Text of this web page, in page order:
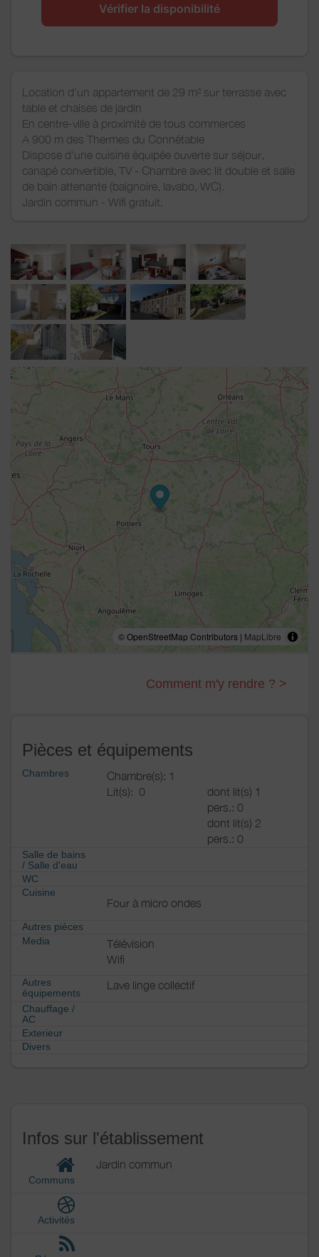
Vérifier la disponibilité
Location d'un appartement de 29 m² sur terrasse avec
table et chaises de jardin
En centre-ville à proximité de tous commerces
A 900 m des Thermes du Connétable
Dispose d'une cuisine équipée ouverte sur séjour,
canapé convertible, TV - Chambre avec lit double et salle
de bain attenante (baignoire, lavabo, WC).
Jardin commun - Wifi gratuit.
© OpenStreetMap Contributors | MapLibre
Comment m'y rendre ? >
Pièces et équipements
Chambres
Chambre(s): 1
Lit(s): 0
dont lit(s) 1
pers.: 0
dont lit(s) 2
pers.: 0
Salle de bains
/ Salle d'eau
WC
Cuisine
Four à micro ondes
Autres pièces
Media
Télévision
Wifi
Autres
équipements
Lave linge collectif
Chauffage /
AC
Exterieur
Divers
Infos sur l'établissement
Communs
Jardin commun
Activités